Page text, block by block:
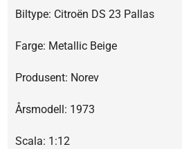
Biltype: Citroën DS 23 Pallas
Farge: Metallic Beige
Produsent: Norev
Årsmodell: 1973
Scala: 1:12